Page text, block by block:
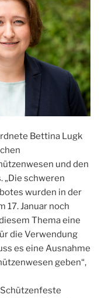
Bettina Lugk
und den
„Die schweren
wurden in der
17. Januar noch
Thema eine
die Verwendung
es eine Ausnahme
geben“,